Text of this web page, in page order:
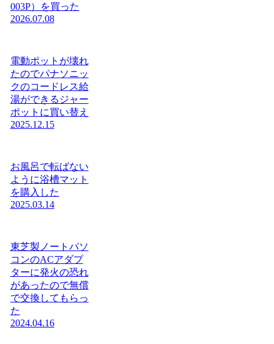
003P）を買った
2026.07.08
電動ポットが壊れ
たのでパナソニッ
クのコードレス給
湯ができるジャー
ポットに買い替え
2025.12.15
お風呂で転ばない
ように浴槽マット
を購入した
2025.03.14
東芝製ノートパソ
コンのACアダプ
ターに発火の恐れ
があったので無償
で交換してもらっ
た
2024.04.16